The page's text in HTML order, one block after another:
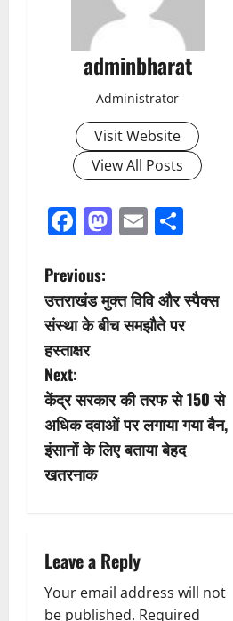
adminbharat
Administrator
Visit Website
View All Posts
Facebook
Mastodon
Email
P
o
s
t
n
a
g
Previous:
उत्तराखंड मुक्त विवि और स्पैक्स
संस्था के बीच समझौते पर
हस्ताक्षर
Next:
केंद्र सरकार की तरफ से 150 से
अधिक दवाओं पर लगाया गया बैन,
इंसानों के लिए बताया बेहद
खतरनाक
Leave a Reply
Your email address will not
be published. Required